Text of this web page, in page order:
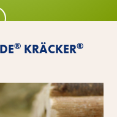
® KRÄCKER®